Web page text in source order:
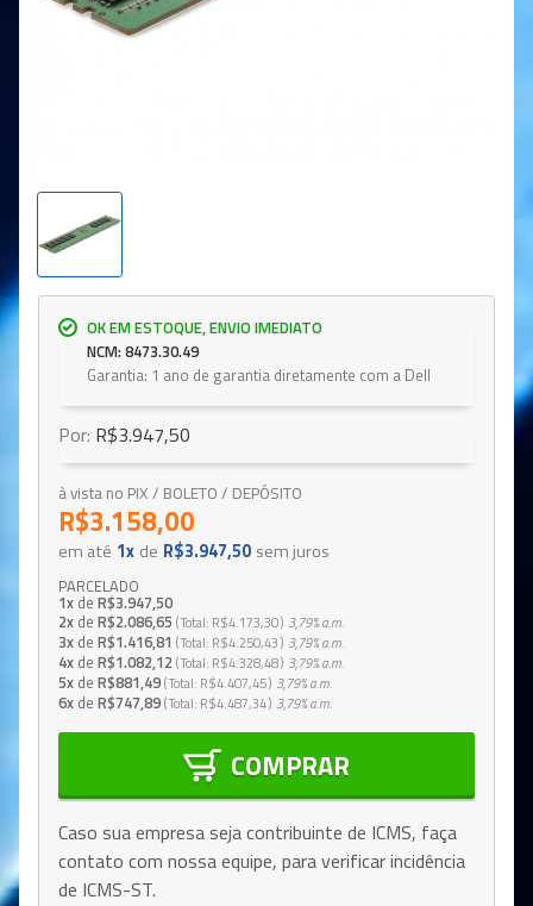
OK EM ESTOQUE, ENVIO IMEDIATO
NCM: 8473.30.49
Garantia: 1 ano de garantia diretamente com a Dell
Por: R$3.947,50
à vista no PIX / BOLETO / DEPÓSITO
R$3.158,00
em até 1x de R$3.947,50 sem juros
PARCELADO
1x de R$3.947,50
2x de R$2.086,65 Total R$4.173,30 3,79%a.m.
3x de R$1.416,81 Total R$4.250,43 3,79%a.m.
4x de R$1.082,12 Total R$4.328,48 3,79%a.m.
5x de R$881,49 Total R$4.407,45 3,79%a.m.
6x de R$747,89 Total R$4.487,34 3,79%a.m.
COMPRAR
Caso sua empresa seja contribuinte de ICMS, faça
contato com nossa equipe, para verificar incidência
de ICMS-ST.